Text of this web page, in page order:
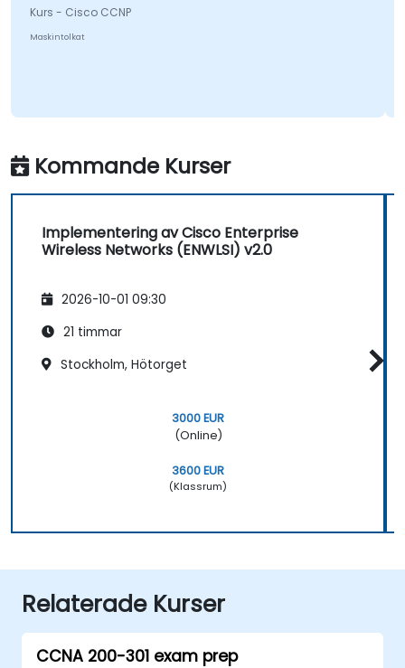
Kurs - Cisco CCNP
Maskintolkat
Kommande Kurser
Implementering av Cisco Enterprise
Wireless Networks (ENWLSI) v2.0
2026-10-01 09:30
21 timmar
Stockholm, Hötorget
3000 EUR
(Online)
3600 EUR
(Klassrum)
Relaterade Kurser
CCNA 200-301 exam prep